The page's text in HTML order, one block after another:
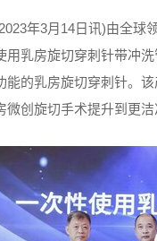
年3月14日讯)由全球
用乳房旋切穿刺针带冲
能的乳房旋切穿刺针。
微创旋切手术提升到更